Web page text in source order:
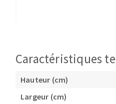
Caractéristiques
Hauteur (cm)
Largeur (cm)